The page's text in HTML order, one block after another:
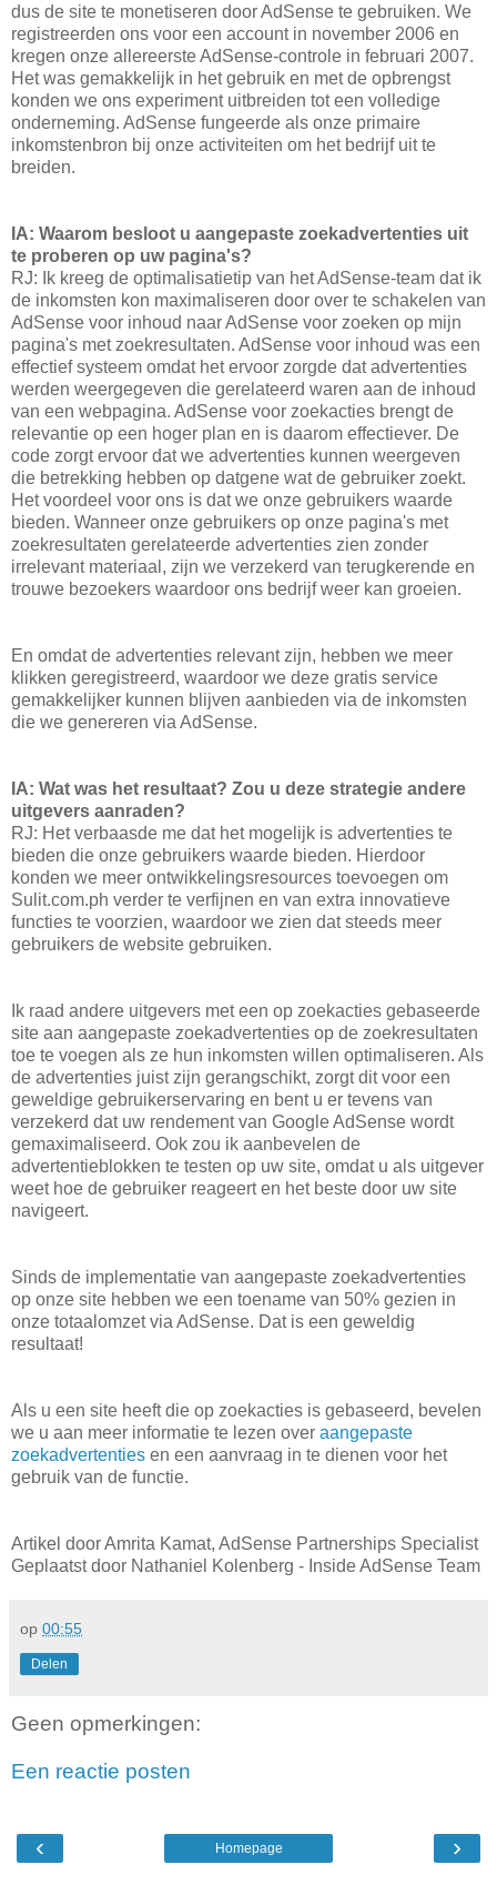
dus de site te monetiseren door AdSense te gebruiken. We
registreerden ons voor een account in november 2006 en
kregen onze allereerste AdSense-controle in februari 2007.
Het was gemakkelijk in het gebruik en met de opbrengst
konden we ons experiment uitbreiden tot een volledige
onderneming. AdSense fungeerde als onze primaire
inkomstenbron bij onze activiteiten om het bedrijf uit te
breiden.
IA: Waarom besloot u aangepaste zoekadvertenties uit
te proberen op uw pagina's?
RJ: Ik kreeg de optimalisatietip van het AdSense-team dat ik
de inkomsten kon maximaliseren door over te schakelen van
AdSense voor inhoud naar AdSense voor zoeken op mijn
pagina's met zoekresultaten. AdSense voor inhoud was een
effectief systeem omdat het ervoor zorgde dat advertenties
werden weergegeven die gerelateerd waren aan de inhoud
van een webpagina. AdSense voor zoekacties brengt de
relevantie op een hoger plan en is daarom effectiever. De
code zorgt ervoor dat we advertenties kunnen weergeven
die betrekking hebben op datgene wat de gebruiker zoekt.
Het voordeel voor ons is dat we onze gebruikers waarde
bieden. Wanneer onze gebruikers op onze pagina's met
zoekresultaten gerelateerde advertenties zien zonder
irrelevant materiaal, zijn we verzekerd van terugkerende en
trouwe bezoekers waardoor ons bedrijf weer kan groeien.
En omdat de advertenties relevant zijn, hebben we meer
klikken geregistreerd, waardoor we deze gratis service
gemakkelijker kunnen blijven aanbieden via de inkomsten
die we genereren via AdSense.
IA: Wat was het resultaat? Zou u deze strategie andere
uitgevers aanraden?
RJ: Het verbaasde me dat het mogelijk is advertenties te
bieden die onze gebruikers waarde bieden. Hierdoor
konden we meer ontwikkelingsresources toevoegen om
Sulit.com.ph verder te verfijnen en van extra innovatieve
functies te voorzien, waardoor we zien dat steeds meer
gebruikers de website gebruiken.
Ik raad andere uitgevers met een op zoekacties gebaseerde
site aan aangepaste zoekadvertenties op de zoekresultaten
toe te voegen als ze hun inkomsten willen optimaliseren. Als
de advertenties juist zijn gerangschikt, zorgt dit voor een
geweldige gebruikerservaring en bent u er tevens van
verzekerd dat uw rendement van Google AdSense wordt
gemaximaliseerd. Ook zou ik aanbevelen de
advertentieblokken te testen op uw site, omdat u als uitgever
weet hoe de gebruiker reageert en het beste door uw site
navigeert.
Sinds de implementatie van aangepaste zoekadvertenties
op onze site hebben we een toename van 50% gezien in
onze totaalomzet via AdSense. Dat is een geweldig
resultaat!
Als u een site heeft die op zoekacties is gebaseerd, bevelen
we u aan meer informatie te lezen over aangepaste
zoekadvertenties en een aanvraag in te dienen voor het
gebruik van de functie.
Artikel door Amrita Kamat, AdSense Partnerships Specialist
Geplaatst door Nathaniel Kolenberg - Inside AdSense Team
op 00:55
Delen
Geen opmerkingen:
Een reactie posten
‹ ›
Homepage